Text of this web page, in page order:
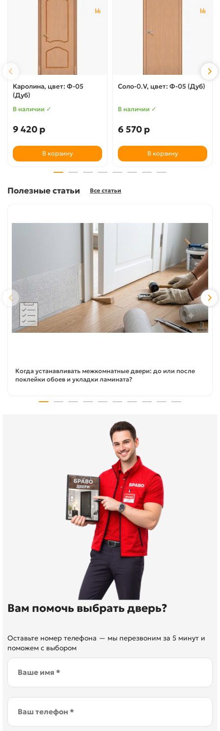
Каролина, цвет: Ф-05
(Дуб)
В наличии ✓
9 420 р
В корзину
Соло-0.V, цвет: Ф-05 (Дуб)
В наличии ✓
6 570 р
В корзину
Полезные статьи Все статьи
Когда устанавливать межкомнатные двери: до или после
поклейки обоев и укладки ламината?
Вам помочь выбрать дверь?
Оставьте номер телефона — мы перезвоним за 5 минут и
поможем с выбором